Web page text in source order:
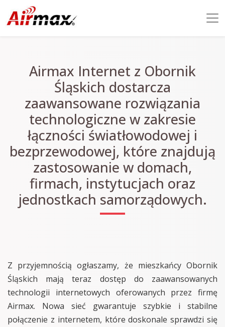
Airmax Internet z Obornik
Śląskich dostarcza
zaawansowane rozwiązania
technologiczne w zakresie
łączności światłowodowej i
bezprzewodowej, które znajdują
zastosowanie w domach,
firmach, instytucjach oraz
jednostkach samorządowych.
Z przyjemnością ogłaszamy, że mieszkańcy Obornik
Śląskich mają teraz dostęp do zaawansowanych
technologii internetowych oferowanych przez firmę
Airmax. Nowa sieć gwarantuje szybkie i stabilne
połączenie z internetem, które doskonale sprawdzi się